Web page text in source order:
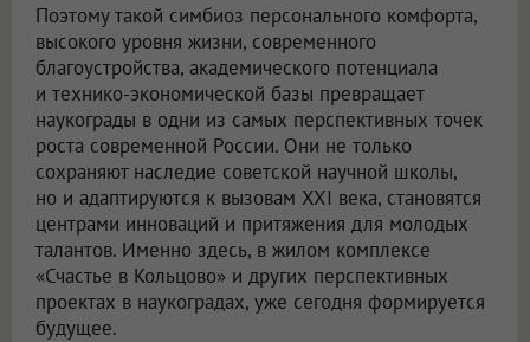
Поэтому такой симбиоз персонального комфорта,
высокого уровня жизни, современного
благоустройства, академического потенциала
и технико-экономической базы превращает
наукограды в одни из самых перспективных точек
роста современной России. Они не только
сохраняют наследие советской научной школы,
но и адаптируются к вызовам XXI века, становятся
центрами инноваций и притяжения для молодых
талантов. Именно здесь, в жилом комплексе
«Счастье в Кольцово» и других перспективных
проектах в наукоградах, уже сегодня формируется
будущее.